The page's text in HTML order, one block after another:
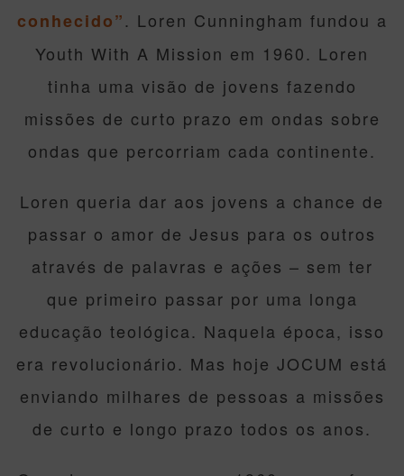
conhecido”. Loren Cunningham fundou a
Youth With A Mission em 1960. Loren
tinha uma visão de jovens fazendo
missões de curto prazo em ondas sobre
ondas que percorriam cada continente.
Loren queria dar aos jovens a chance de
passar o amor de Jesus para os outros
através de palavras e ações – sem ter
que primeiro passar por uma longa
educação teológica. Naquela época, isso
era revolucionário. Mas hoje JOCUM está
enviando milhares de pessoas a missões
de curto e longo prazo todos os anos.